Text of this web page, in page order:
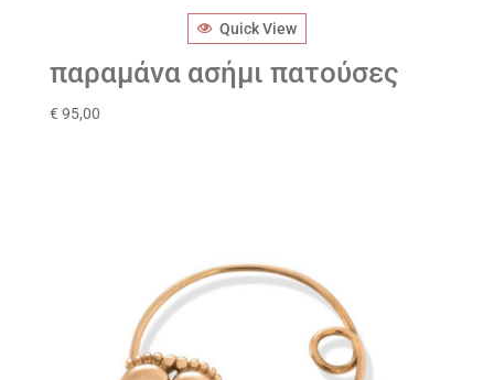
Quick View
παραμάνα ασήμι πατούσες
€ 95,00